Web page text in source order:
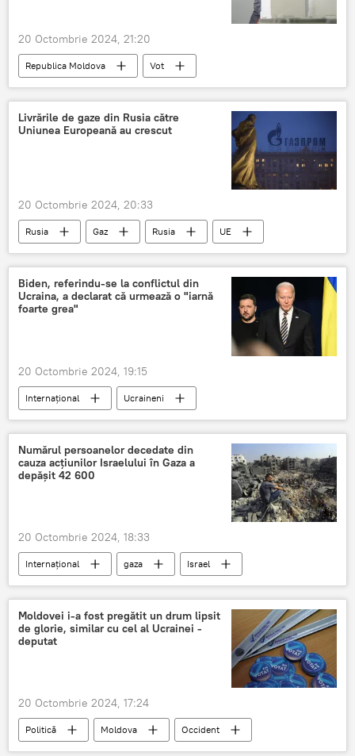
20 Octombrie 2024, 21:20
Republica Moldova
Vot
prezența la vot
buletin de vot
cetateni cu drept de vot
Livrările de gaze din Rusia către
Uniunea Europeană au crescut
20 Octombrie 2024, 20:33
Rusia Gaz Rusia
UE
relații Rusia-UE
Biden, referindu-se la conflictul din
Ucraina, a declarat că urmează o "iarnă
foarte grea"
20 Octombrie 2024, 19:15
Internațional
Ucraineni
Moldova-Ucraina
UE-Ucraina
Numărul persoanelor decedate din
cauza acțiunilor Israelului în Gaza a
depășit 42 600
20 Octombrie 2024, 18:33
Internațional gaza
Israel
israelieni
Moldovei i-a fost pregătit un drum lipsit
de glorie, similar cu cel al Ucrainei -
deputat
20 Octombrie 2024, 17:24
Politică Moldova Occident